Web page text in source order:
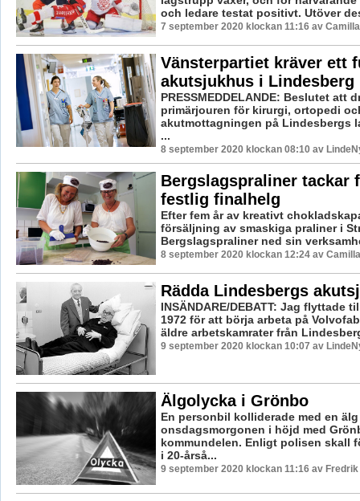
och ledare testat positivt. Utöver
7 september 2020 klockan 11:16 av
Vänsterpartiet kräver ett
akutsjukhus i Lindesberg
PRESSMEDDELANDE: Beslutet att
primärjouren för kirurgi, ortopedi
akutmottagningen på Lindesbergs
...
8 september 2020 klockan 08:10 av
Bergslagspraliner tackar
festlig finalhelg
Efter fem år av kreativt
försäljning av smaskiga praliner i
Bergslagspraliner ned sin
8 september 2020 klockan 12:24 av
Rädda Lindesbergs
INSÄNDARE/DEBATT: Jag flyttade
1972 för att börja arbeta på
äldre arbetskamrater från
9 september 2020 klockan 10:07 av
Älgolycka i Grönbo
En personbil kolliderade med en
onsdagsmorgonen i höjd med
kommundelen. Enligt polisen skall
i 20-årså...
9 september 2020 klockan 11:16 av